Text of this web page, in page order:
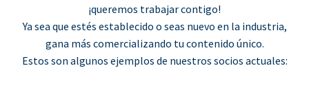
¡queremos trabajar contigo!
Ya sea que estés establecido o seas nuevo en la industria,
gana más comercializando tu contenido único.
Estos son algunos ejemplos de nuestros socios actuales: